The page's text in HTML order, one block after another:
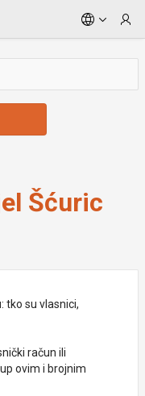
Šćuric
tko su vlasnici,
račun ili
ovim i brojnim